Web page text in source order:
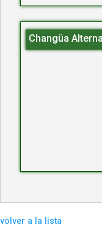
Changüa
volver a la lista